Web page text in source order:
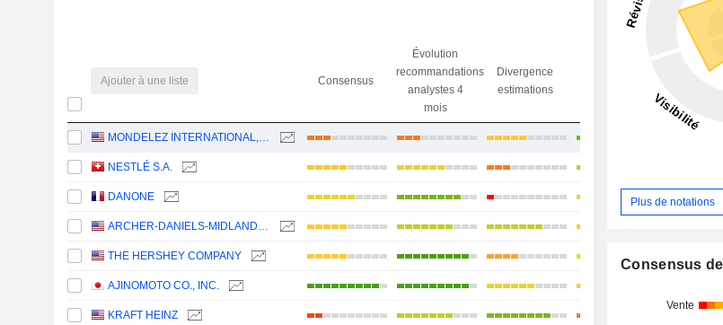
Ajouter à une liste Consensus
Évolution
recommandations
analystes 4
mois
Divergence
estimations
Ecart obj.
MONDELEZ INTERNATIONAL, INC.
NESTLÉ S.A.
DANONE +17,4%
ARCHER-DANIELS-MIDLAND COMPANY
THE HERSHEY COMPANY +12,89%
AJINOMOTO CO., INC.
KRAFT HEINZ
Plus de notations
Consensus
Vente